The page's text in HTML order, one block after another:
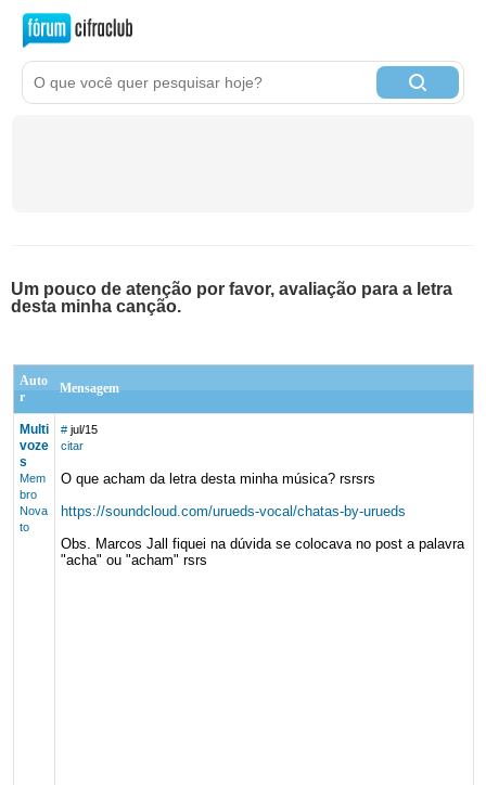
Um pouco de atenção por favor, avaliação para a letra
desta minha canção.
Auto
r
Mensagem
Multi
voze
s
Mem
bro
Nova
to
# jul/15
citar
O que acham da letra desta minha música? rsrsrs
https://soundcloud.com/urueds-vocal/chatas-by-urueds
Obs. Marcos Jall fiquei na dúvida se colocava no post a palavra
"acha" ou "acham" rsrs